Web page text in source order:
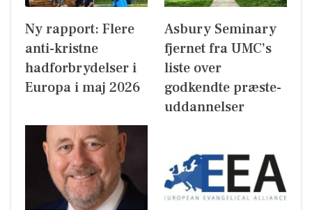
Ny rapport: Flere
anti-kristne
hadforbrydelser i
Europa i maj 2026
Asbury Seminary
fjernet fra UMC’s
liste over
godkendte præste-
uddannelser